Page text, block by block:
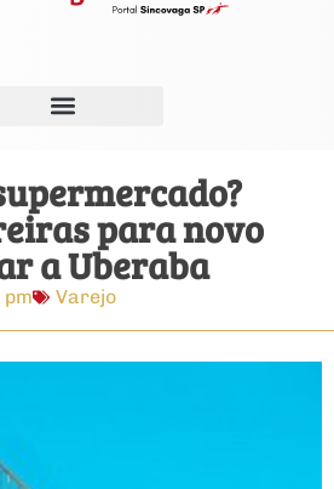
para novo
a Uberaba
Varejo